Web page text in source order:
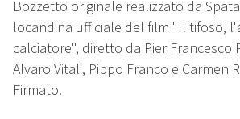
Bozzetto originale realizzato da
locandina ufficiale del film "Il tifoso,
calciatore", diretto da Pier Francesco
Alvaro Vitali, Pippo Franco e Carmen
Firmato.